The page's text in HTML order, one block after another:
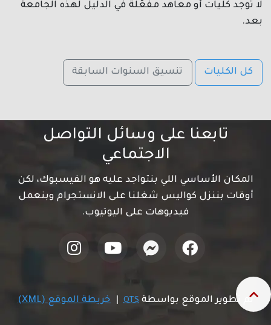
لا توجد كليات أو معاهد مفعّلة في الدليل لهذه الجامعة
بعد.
كل الكليات تنسيق السنوات السابقة
تابعنا على وسائل التواصل
الاجتماعي
المكان الأساسي اللي بنتواجد عليه هو الفيسبوك، لكن
أوقات بننزل كواليس شغلنا على الانستجرام وبنعمل
فيديوهات على اليوتيوب.
تم تطوير الموقع بواسطة OTS خريطة الموقع (XML)